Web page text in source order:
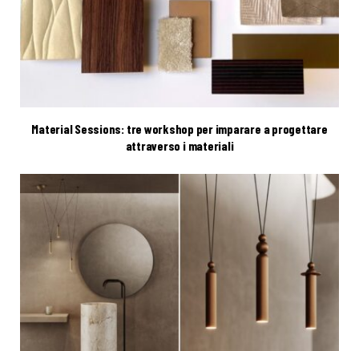
Material Sessions: tre workshop per imparare a progettare
attraverso i materiali